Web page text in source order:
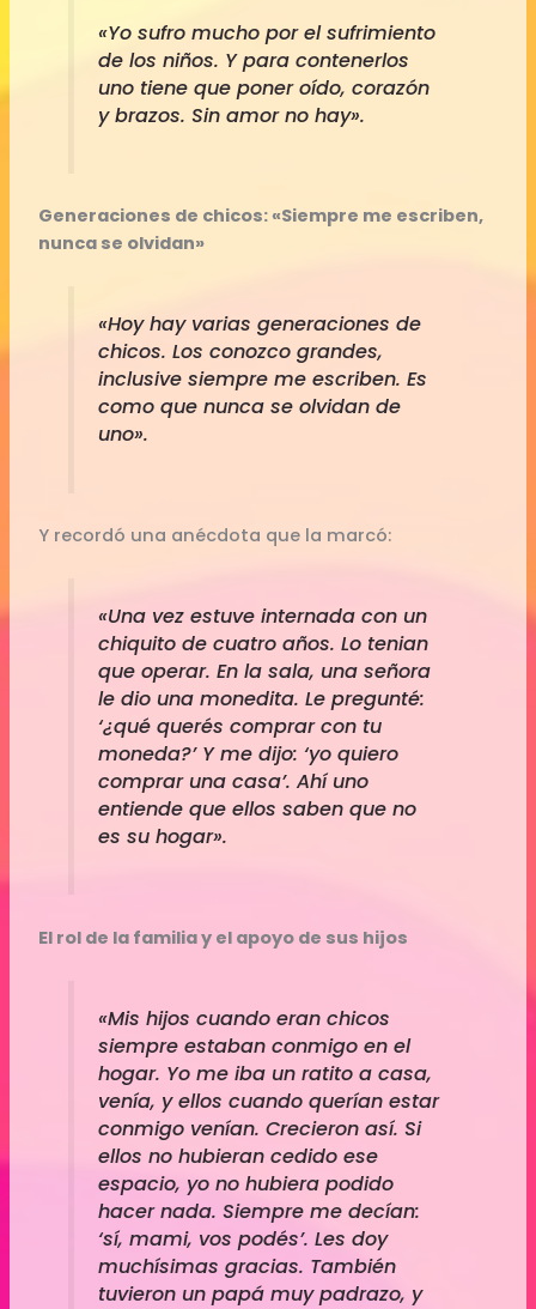
«Yo sufro mucho por el sufrimiento
de los niños. Y para contenerlos
uno tiene que poner oído, corazón
y brazos. Sin amor no hay».
Generaciones de chicos: «Siempre me escriben,
nunca se olvidan»
«Hoy hay varias generaciones de
chicos. Los conozco grandes,
inclusive siempre me escriben. Es
como que nunca se olvidan de
uno».
Y recordó una anécdota que la marcó:
«Una vez estuve internada con un
chiquito de cuatro años. Lo tenian
que operar. En la sala, una señora
le dio una monedita. Le pregunté:
‘¿qué querés comprar con tu
moneda?’ Y me dijo: ‘yo quiero
comprar una casa’. Ahí uno
entiende que ellos saben que no
es su hogar».
El rol de la familia y el apoyo de sus hijos
«Mis hijos cuando eran chicos
siempre estaban conmigo en el
hogar. Yo me iba un ratito a casa,
venía, y ellos cuando querían estar
conmigo venían. Crecieron así. Si
ellos no hubieran cedido ese
espacio, yo no hubiera podido
hacer nada. Siempre me decían:
‘sí, mami, vos podés’. Les doy
muchísimas gracias. También
tuvieron un papá muy padrazo, y